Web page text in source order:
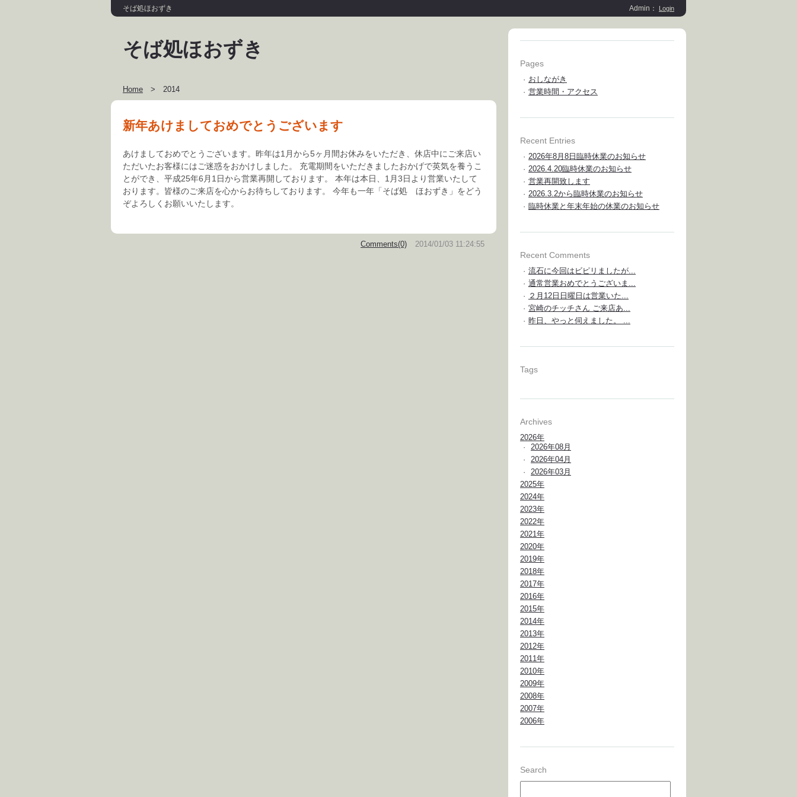
そば処ほおずき Admin： Login
そば処ほおずき
Home > 2014
新年あけましておめでとうございます
あけましておめでとうございます。昨年は1月から5ヶ月間お休みをいただき、休店中にご来店い
ただいたお客様にはご迷惑をおかけしました。 充電期間をいただきましたおかげで英気を養うこ
とができ、平成25年6月1日から営業再開しております。 本年は本日、1月3日より営業いたして
おります。皆様のご来店を心からお待ちしております。 今年も一年「そば処 ほおずき」をどう
ぞよろしくお願いいたします。
Comments(0) 2014/01/03 11:24:55
Pages
· おしながき
· 営業時間・アクセス
Recent Entries
· 2026年8月8日臨時休業のお知らせ
· 2026.4.20臨時休業のお知らせ
· 営業再開致します
· 2026.3.2から臨時休業のお知らせ
· 臨時休業と年末年始の休業のお知らせ
Recent Comments
· 流石に今回はビピリましたが...
· 通常営業おめでとうございま...
· ２月12日日曜日は営業いた...
· 宮崎のチッチさん ご来店あ...
· 昨日、やっと伺えました。 ...
Tags
Archives
2026年
·
2026年08月
·
2026年04月
·
2026年03月
2025年
2024年
2023年
2022年
2021年
2020年
2019年
2018年
2017年
2016年
2015年
2014年
2013年
2012年
2011年
2010年
2009年
2008年
2007年
2006年
Search